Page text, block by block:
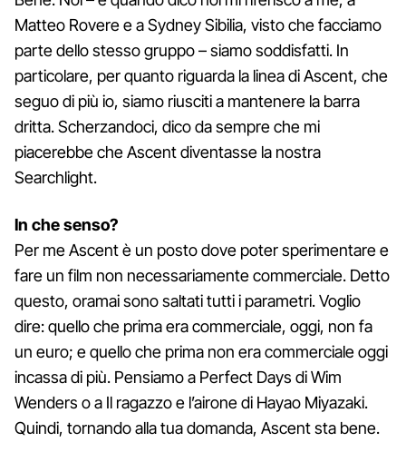
Matteo Rovere e a Sydney Sibilia, visto che facciamo
parte dello stesso gruppo – siamo soddisfatti. In
particolare, per quanto riguarda la linea di Ascent, che
seguo di più io, siamo riusciti a mantenere la barra
dritta. Scherzandoci, dico da sempre che mi
piacerebbe che Ascent diventasse la nostra
Searchlight.
In che senso?
Per me Ascent è un posto dove poter sperimentare e
fare un film non necessariamente commerciale. Detto
questo, oramai sono saltati tutti i parametri. Voglio
dire: quello che prima era commerciale, oggi, non fa
un euro; e quello che prima non era commerciale oggi
incassa di più. Pensiamo a Perfect Days di Wim
Wenders o a Il ragazzo e l’airone di Hayao Miyazaki.
Quindi, tornando alla tua domanda, Ascent sta bene.